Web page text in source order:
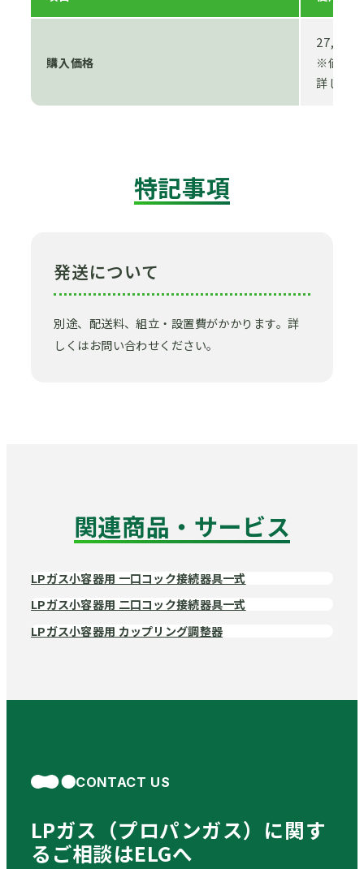
購入価格
27,800
※価格
詳しく
特記事項
発送について
別途、配送料、組立・設置費がかかります。詳
しくはお問い合わせください。
関連商品・サービス
LPガス小容器用 一口コック接続器具一式
LPガス小容器用 二口コック接続器具一式
LPガス小容器用 カップリング調整器
CONTACT US
LPガス（プロパンガス）に関す
る ご相談はELGへ